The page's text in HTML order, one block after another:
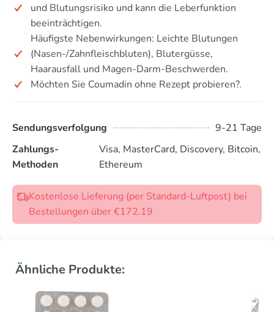
und Blutungsrisiko und kann die Leberfunktion
beeinträchtigen.
Häufigste Nebenwirkungen: Leichte Blutungen
(Nasen-/Zahnfleischbluten), Blutergüsse,
Haarausfall und Magen-Darm-Beschwerden.
Möchten Sie Coumadin ohne Rezept probieren?.
Sendungsverfolgung
9-21 Tage
Zahlungs-
Methoden
Visa, MasterCard, Discovery, Bitcoin,
Ethereum
Kostenlose Lieferung (per Standard-Luftpost) bei
Bestellungen über €172.19
Ähnliche Produkte: